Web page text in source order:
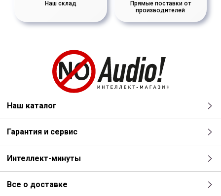
Наш склад
Прямые поставки от
производителей
Наш каталог
Гарантия и сервис
Интеллект-минуты
Все о доставке